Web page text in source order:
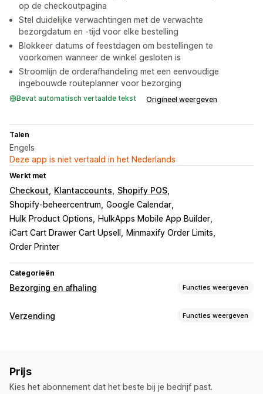
op de checkoutpagina
Stel duidelijke verwachtingen met de verwachte
bezorgdatum en -tijd voor elke bestelling
Blokkeer datums of feestdagen om bestellingen te
voorkomen wanneer de winkel gesloten is
Stroomlijn de orderafhandeling met een eenvoudige
ingebouwde routeplanner voor bezorging
Bevat automatisch vertaalde tekst Origineel weergeven
Talen
Engels
Deze app is niet vertaald in het Nederlands
Werkt met
Checkout Klantaccounts
Shopify POS
Shopify-beheercentrum Google Calendar
Hulk Product Options
HulkApps Mobile App Builder
iCart Cart Drawer Cart Upsell
Minmaxify Order Limits
Order Printer
Categorieën
Bezorging en afhaling Functies weergeven
Bezorgopties
Aangepaste berichten
Verzending Functies weergeven
Synchronisatie van bestellingen
Verzendtarieven
Prijs
Kies het abonnement dat het beste bij je bedrijf past.